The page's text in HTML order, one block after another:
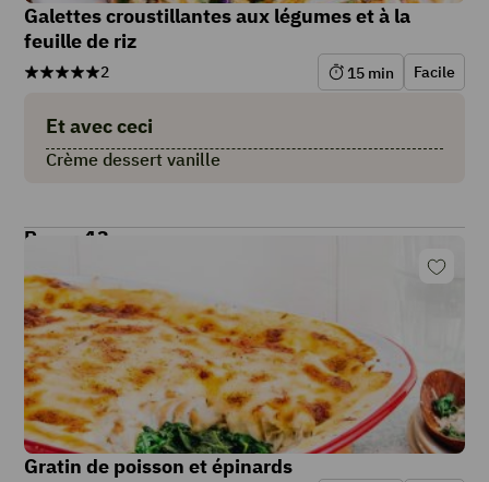
Galettes croustillantes aux légumes et à la
feuille de riz
2 15 min Facile
Et avec ceci
Crème dessert vanille
Repas 13
Gratin de poisson et épinards